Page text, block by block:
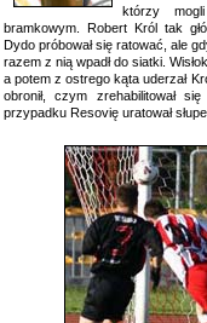
którzy
bramkowym.Robert Król tak
Dydo próbował się ratować, ale
razem z nią wpadł do siatki.
a potem z ostrego kąta uderzał
obronił, czym zrehabilitował
przypadku Resovię uratował